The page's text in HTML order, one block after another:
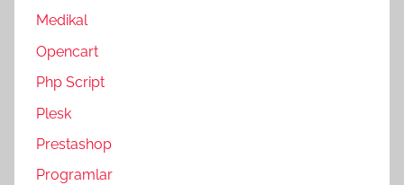
Medikal
Opencart
Php Script
Plesk
Prestashop
Programlar